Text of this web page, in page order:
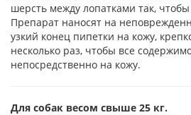
шерсть между лопатками так,
Препарат наносят на
узкий конец пипетки на кожу,
несколько раз, чтобы все
непосредственно на кожу.
Для собак весом свыше 25 кг.